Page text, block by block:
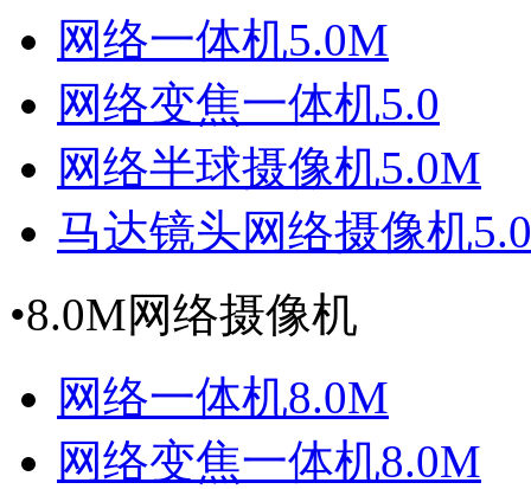
网络一体机5.0M
网络变焦一体机5.0
网络半球摄像机5.0M
马达镜头网络摄像机
•8.0M网络摄像机
网络一体机8.0M
网络变焦一体机8.0M